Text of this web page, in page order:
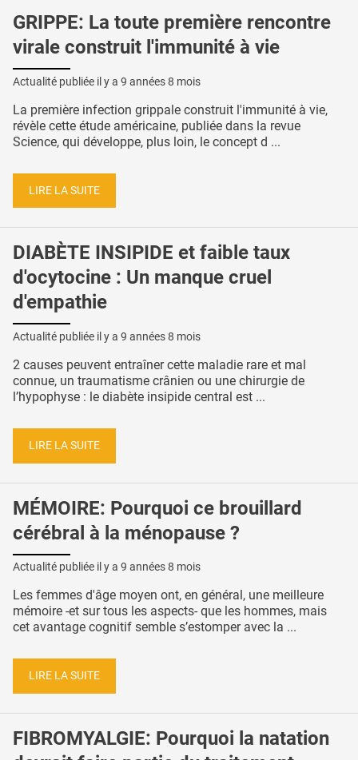
GRIPPE: La toute première rencontre
virale construit l'immunité à vie
Actualité publiée il y a 9 années 8 mois
La première infection grippale construit l'immunité à vie,
révèle cette étude américaine, publiée dans la revue
Science, qui développe, plus loin, le concept d ...
LIRE LA SUITE
DIABÈTE INSIPIDE et faible taux
d'ocytocine : Un manque cruel
d'empathie
Actualité publiée il y a 9 années 8 mois
2 causes peuvent entraîner cette maladie rare et mal
connue, un traumatisme crânien ou une chirurgie de
l’hypophyse : le diabète insipide central est ...
LIRE LA SUITE
MÉMOIRE: Pourquoi ce brouillard
cérébral à la ménopause ?
Actualité publiée il y a 9 années 8 mois
Les femmes d'âge moyen ont, en général, une meilleure
mémoire -et sur tous les aspects- que les hommes, mais
cet avantage cognitif semble s’estomper avec la ...
LIRE LA SUITE
FIBROMYALGIE: Pourquoi la natation